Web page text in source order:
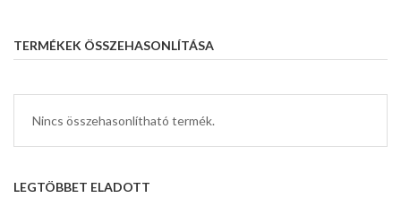
TERMÉKEK ÖSSZEHASONLÍTÁSA
Nincs összehasonlítható termék.
LEGTÖBBET ELADOTT